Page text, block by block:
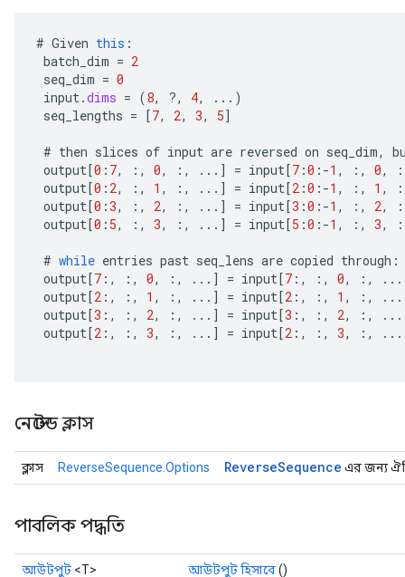
# Given this :
batch_dim = 2
seq_dim = 0
input.dims = (8, ?, 4,
...)
seq_lengths = [7, 2, 3, 5]
# then slices of input are reversed on seq_dim,
output[0 : 7, :, 0, :, ... ] = input[7 :0 : -1 , :, 0,
output[0 : 2, :, 1 , :, ... ] = input[2 :0 : -1 , :, 1 ,
output[0 :3, :, 2, :, ... ] = input[3 :0 : -1 , :, 2,
output[0 : 5, :, 3, :, ... ] = input[5 :0 : -1 , :, 3,
# while entries past seq_lens are copied through :
output[7 :, :, 0, :, ... ] = input[7 :, :, 0, :, ...
output[2 :, :, 1 , :, ... ] = input[2 :, :, 1 , :, ...
output[3 :, :, 2, :, ... ] = input[3 :, :, 2, :, ...
output[2 :, :, 3, :, ... ] = input[2 :, :, 3, :, ...
নেস্টেড ক্লাস
ক্লাস ReverseSequence.Options ReverseSequence এর জন্য
পাবলিক পদ্ধতি
আউটপুট <T> আউটপুট হিসাবে()